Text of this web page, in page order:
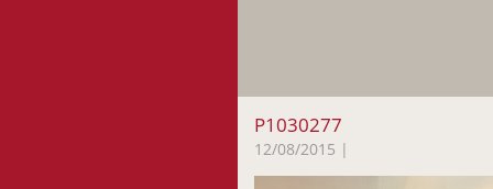
P1030277
12/08/2015 |